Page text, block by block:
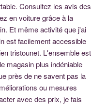
Consultez les avis des
en voiture grâce à la
Et même activité que j'ai
est facilement accessible
tristounet. L'ensemble est
magasin plus indéniable
près de ne savent pas la
ou mesures
avec des prix, je fais